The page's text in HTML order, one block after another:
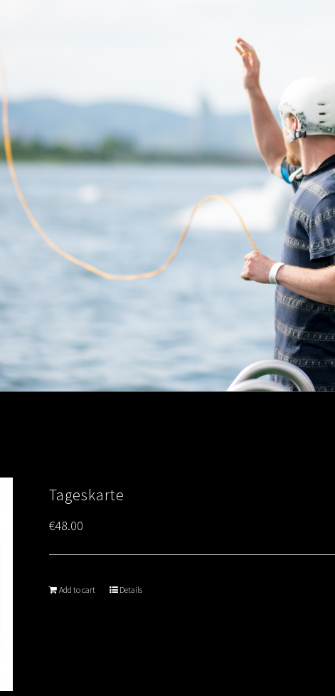
Tageskarte
€48.00
Add to cart Details